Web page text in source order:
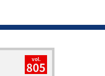
vol.
805